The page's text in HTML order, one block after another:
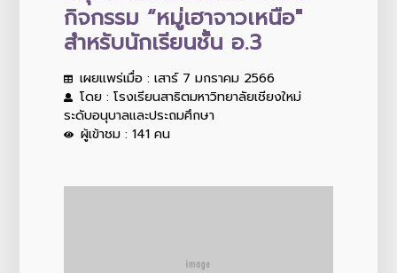
กิจกรรม “หมู่เฮาจาวเหนือ"
สำหรับนักเรียนชั้น อ.3
เผยแพร่เมื่อ : เสาร์ 7 มกราคม 2566
โดย : โรงเรียนสาธิตมหาวิทยาลัยเชียงใหม่
ระดับอนุบาลและประถมศึกษา
ผู้เข้าชม : 141 คน